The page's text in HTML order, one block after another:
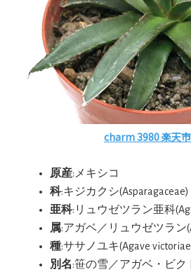
charm 3980 楽天
原産:メキシコ
科:キジカクシ(Asparagaceae)
亜科:リュウゼツラン亜科
属:アガベ／リュウゼツラン
種:ササノユキ(Agave
別名:笹の雪／アガベ・ビク